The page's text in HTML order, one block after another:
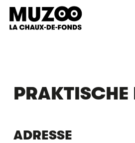
Zum
Hauptinhalt
springen
PRAKTISCHE
ADRESSE